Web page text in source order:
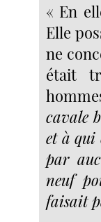
« En
Elle
ne
était
cavale
et à qui
par
neuf
faisait